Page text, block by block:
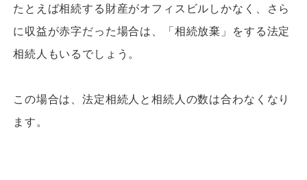
たとえば相続する財産がオフィスビルしかなく、さら
に収益が赤字だった場合は、「相続放棄」をする法定
相続人もいるでしょう。
この場合は、法定相続人と相続人の数は合わなくなり
ます。